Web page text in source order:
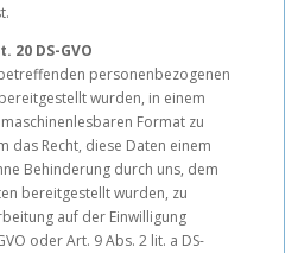
DS-GVO
personenbezogenen
wurden, in einem
Format zu
das Recht, diese Daten einem
Behinderung durch uns, dem
bereitgestellt wurden, zu
auf der Einwilligung
oder Art. 9 Abs. 2 lit. a DS-